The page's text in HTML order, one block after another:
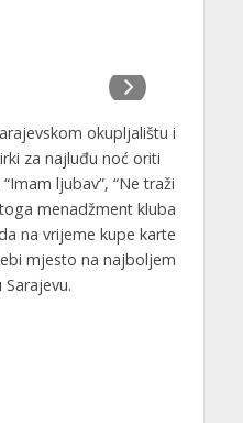
okupljalištu i
za najluđu noć oriti
ljubav”, “Ne traži
menadžment kluba
na vrijeme kupe karte
mjesto na najboljem